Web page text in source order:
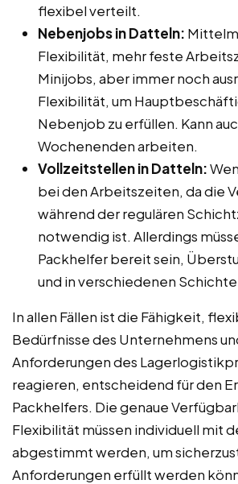
flexibel verteilt.
Nebenjobs in Datteln:
Flexibilität, mehr feste
Minijobs, aber immer noch
Flexibilität, um
Nebenjob zu erfüllen. Kann
Wochenenden arbeiten.
Vollzeitstellen in Datteln:
bei den Arbeitszeiten, da die
während der regulären
notwendig ist. Allerdings
Packhelfer bereit sein,
und in verschiedenen
In allen Fällen ist die Fähigkeit,
Bedürfnisse des Unternehmens
Anforderungen des
reagieren, entscheidend für den
Packhelfers. Die genaue
Flexibilität müssen individuell mit
abgestimmt werden, um
Anforderungen erfüllt werden